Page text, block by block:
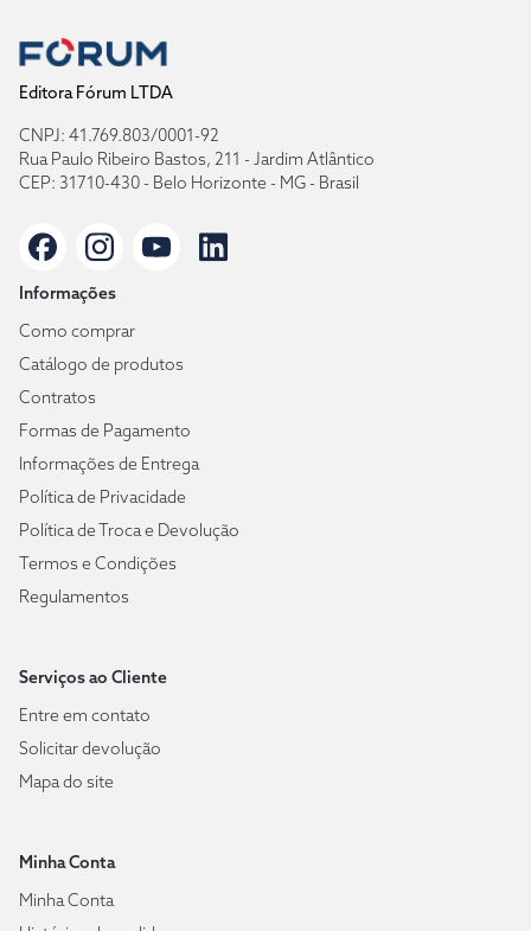
Editora Fórum LTDA
CNPJ: 41.769.803/0001-92
Rua Paulo Ribeiro Bastos, 211 - Jardim Atlântico
CEP: 31710-430 - Belo Horizonte - MG - Brasil
Informações
Como comprar
Catálogo de produtos
Contratos
Formas de Pagamento
Informações de Entrega
Política de Privacidade
Política de Troca e Devolução
Termos e Condições
Regulamentos
Serviços ao Cliente
Entre em contato
Solicitar devolução
Mapa do site
Minha Conta
Minha Conta